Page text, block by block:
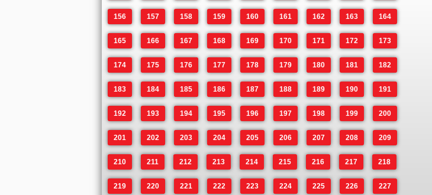
156 157 158 159 160 161 162 163 164
165 166 167 168 169 170 171 172 173
174 175 176 177 178 179 180 181 182
183 184 185 186 187 188 189 190 191
192 193 194 195 196 197 198 199 200
201 202 203 204 205 206 207 208 209
210 211 212 213 214 215 216 217 218
219 220 221 222 223 224 225 226 227